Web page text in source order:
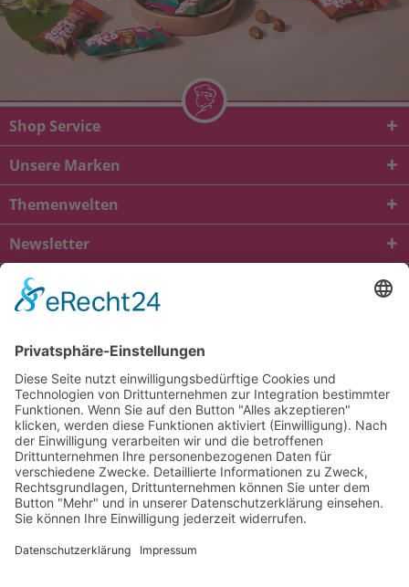
Shop Service
Unsere Marken
Themenwelten
Newsletter
* Alle Preise inkl. gesetzl. Mehrwertsteuer zzgl.
und ggf.
Nachnahmegebühren, wenn nicht anders beschrieben
viba.de
4.90von5.00bei1685
Kontakt Versandkosten und Lieferung
Zahlungsarten
FAQ – Häufig gestellte Fragen
Mein Konto
Allgemeine Geschäftsbedingungen
Datenschutz
Impressum
Barrierefreiheit
Cookie-Einstellungen
Widerrufsbelehrung
Vertrag widerrufen